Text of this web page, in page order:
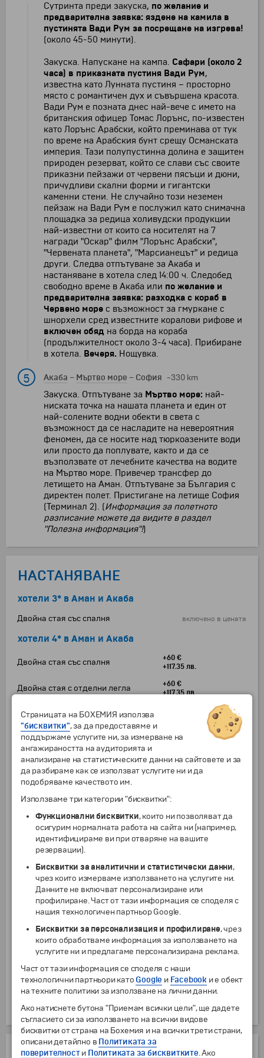
Сутринта преди закуска, по желание и
предварителна заявка: яздене на камила в
пустинята Вади Рум за посрещане на изгрева!
(около 45-50 минути).
Закуска. Напускане на кампа. Сафари (около 2
часа) в приказната пустиня Вади Рум,
известна като Лунната пустиня – просторно
място с романтичен дух и съвършена красота.
Вади Рум е позната днес най-вече с името на
британския офицер Томас Лорънс, по-известен
като Лорънс Арабски, който преминава от тук
по време на Арабския бунт срещу Османската
империя. Тази полупустинна долина е защитен
природен резерват, който се слави със своите
приказни пейзажи от червени пясъци и дюни,
причудливи скални форми и гигантски
каменни стени. Не случайно този неземен
пейзаж на Вади Рум е послужил като снимачна
площадка за редица холивудски продукции
най-известни от които са носителят на 7
награди "Оскар" филм "Лорънс Арабски",
"Червената планета", "Марсианецът" и редица
други. Следва отпътуване за Акаба и
настаняване в хотела след 14:00 ч. Следобед
свободно време в Акаба или по желание и
предварителна заявка: разходка с кораб в
Червено море с възможност за гмуркане с
шнорхели сред известните коралови рифове и
включен обяд на борда на кораба
(продължителност около 3-4 часа). Прибиране
в хотела. Вечеря. Нощувка.
5 Акаба – Мъртво море – София ~330 km
Закуска. Отпътуване за Мъртво море: най-
ниската точка на нашата планета и един от
най-солените водни обекти в света с
възможност да се насладите на невероятния
феномен, да се носите над тюркоазените води
или просто да поплувате, както и да се
възползвате от лечебните качества на водите
на Мъртво море. Привечер трансфер до
летището на Аман. Отпътуване за България с
директен полет. Пристигане на летище София
(Терминал 2). (Информация за полетното
разписание можете да видите в раздел
"Полезна информация"!)
НАСТАНЯВАНЕ
хотели 3* в Аман и Акаба
Двойна стая със спалня включено в цената
хотели 4* в Аман и Акаба
Двойна стая със спалня
+60 €
+117.35 лв.
Двойна стая с отделни легла
+60 €
+117.35 лв.
хотели 3* в Аман и Акаба
Двойна стая с отделни легла включено в цената
хотели 4* в Аман и Акаба
Допълнително легло в двойна стая
за 3-ти възрастен
+60 €
хотели 3* в Аман и Акаба
Допълнително легло в двойна стая
за 3-ти възрастен
включено в цената
Допълнително легло в двойна стая
за дете до 11.99 г.
хотели 4* в Аман и Акаба
Допълнително легло в двойна стая
за дете до 11.99 г.
-30 €
-58.67 лв.
хотели 3* в Аман и Акаба
Единична стая
+155 €
хотели 4* в Аман и Акаба
Единична стая
+352.05 лв.
ДОПЪЛНИТЕЛНИ УСЛУГИ
Страницата на БОХЕМИЯ използва
"бисквитки", за да предоставяме и
поддържаме услугите ни, за измерване на
ангажираността на аудиторията и
анализиране на статистическите данни на сайтовете и за
да разбираме как се използват услугите ни и да
подобряваме качеството им.
Използваме три категории "бисквитки":
Функционални бисквитки, които ни позволяват да
осигурим нормалната работа на сайта ни (например,
идентифицираме ви при отваряне на вашите
резервации).
Бисквитки за аналитични и статистически данни,
чрез които измерваме използването на услугите ни.
Данните не включват персонализиране или
профилиране. Част от тази информация се споделя с
нашия технологичен партньор Google.
Бисквитки за персонализация и профилиране, чрез
които обработваме информация за използването на
услугите ни и предлагаме персонализирана реклама.
Част от тази информация се споделя с наши
технологични партньори като Google и Facebook и е обект
на техните политики за използване на лични данни.
Ако натиснете бутона "Приемам всички цели", ще дадете
съгласието си за използването на всички видове
бисквитки от страна на Бохемия и на всички трети страни,
описани детайлно в Политиката за
поверителности Политиката за бисквитките. Ако